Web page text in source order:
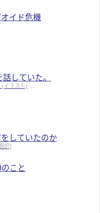
イド危機
していた。
(イラスト)
していたのか
訳)
こと